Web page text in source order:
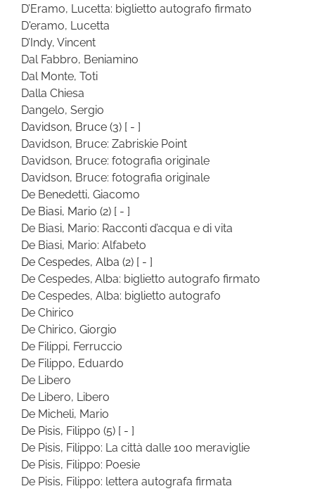
D’Eramo, Lucetta: biglietto autografo firmato
D'eramo, Lucetta
D’Indy, Vincent
Dal Fabbro, Beniamino
Dal Monte, Toti
Dalla Chiesa
Dangelo, Sergio
Davidson, Bruce (3) [ - ]
Davidson, Bruce: Zabriskie Point
Davidson, Bruce: fotografia originale
Davidson, Bruce: fotografia originale
De Benedetti, Giacomo
De Biasi, Mario (2) [ - ]
De Biasi, Mario: Racconti d’acqua e di vita
De Biasi, Mario: Alfabeto
De Cespedes, Alba (2) [ - ]
De Cespedes, Alba: biglietto autografo firmato
De Cespedes, Alba: biglietto autografo
De Chirico
De Chirico, Giorgio
De Filippi, Ferruccio
De Filippo, Eduardo
De Libero
De Libero, Libero
De Micheli, Mario
De Pisis, Filippo (5) [ - ]
De Pisis, Filippo: La città dalle 100 meraviglie
De Pisis, Filippo: Poesie
De Pisis, Filippo: lettera autografa firmata